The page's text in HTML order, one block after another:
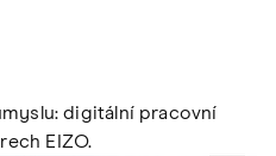
digitální pracovní
EIZO.